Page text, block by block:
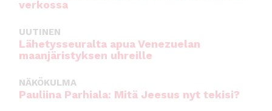
verkossa
UUTINEN
Lähetysseuralta apua Venezuelan
maanjäristyksen uhreille
NÄKÖKULMA
Pauliina Parhiala: Mitä Jeesus nyt tekisi?